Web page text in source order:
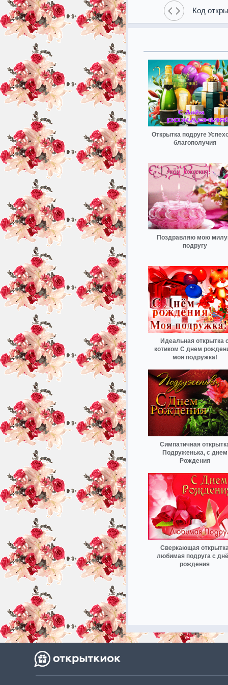
Код
Открытка подруге
благополучия
Поздравляю мою
подругу
Идеальная открытка
котиком С днем
моя подружка!
Симпатичная
Подруженька, с днем
Рождения
Сверкающая
любимая подруга с
рождения